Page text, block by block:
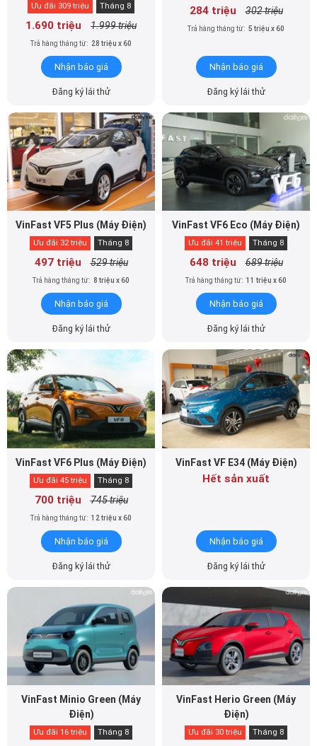
Ưu đãi 309 triệu Tháng 8
1.690 triệu 1.999 triệu
Trả hàng tháng từ: 28 triệu x 60
Nhận báo giá
Đăng ký lái thử
284 triệu 302 triệu
Trả hàng tháng từ: 5 triệu x 60
Nhận báo giá
Đăng ký lái thử
VinFast VF5 Plus (Máy Điện)
Ưu đãi 32 triệu Tháng 8
497 triệu 529 triệu
Trả hàng tháng từ: 8 triệu x 60
Nhận báo giá
Đăng ký lái thử
VinFast VF6 Eco (Máy Điện)
Ưu đãi 41 triệu Tháng 8
648 triệu 689 triệu
Trả hàng tháng từ: 11 triệu x 60
Nhận báo giá
Đăng ký lái thử
VinFast VF6 Plus (Máy Điện)
Ưu đãi 45 triệu Tháng 8
700 triệu 745 triệu
Trả hàng tháng từ: 12 triệu x 60
Nhận báo giá
Đăng ký lái thử
VinFast VF E34 (Máy Điện)
Hết sản xuất
Nhận báo giá
Đăng ký lái thử
VinFast Minio Green (Máy
Điện)
Ưu đãi 16 triệu Tháng 8
VinFast Herio Green (Máy
Điện)
Ưu đãi 30 triệu Tháng 8